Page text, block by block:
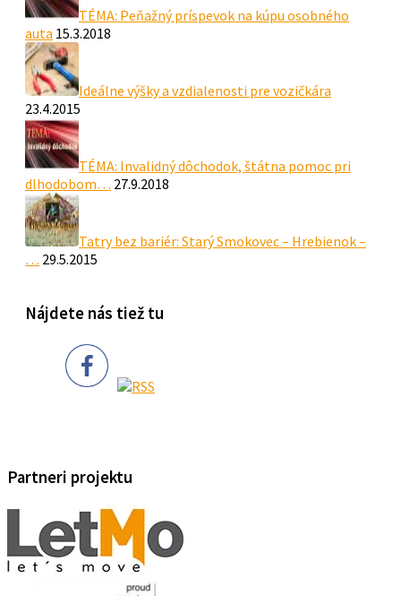
TÉMA: Peňažný príspevok na kúpu osobného
auta 15.3.2018
Ideálne výšky a vzdialenosti pre vozičkára
23.4.2015
TÉMA: Invalidný dôchodok, štátna pomoc pri
dlhodobom… 27.9.2018
Tatry bez bariér: Starý Smokovec – Hrebienok –
… 29.5.2015
Nájdete nás tiež tu
Partneri projektu